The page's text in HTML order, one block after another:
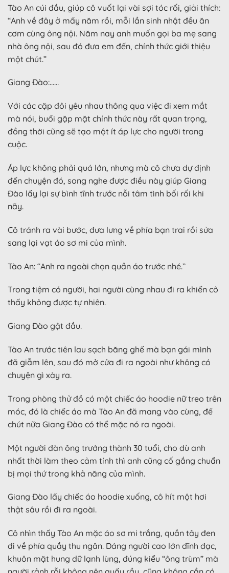
Tào An cúi đầu, giúp cô vuốt lại vài sợi tóc rối, giải thích:
“Anh về đây ở mấy năm rồi, mỗi lần sinh nhật đều ăn
cơm cùng ông nội. Năm nay anh muốn gọi ba mẹ sang
nhà ông nội, sau đó đưa em đến, chính thức giới thiệu
một chút.”
Giang Đào:……
Với các cặp đôi yêu nhau thông qua việc đi xem mắt
mà nói, buổi gặp mặt chính thức này rất quan trọng,
đồng thời cũng sẽ tạo một ít áp lực cho người trong
cuộc.
Áp lực không phải quá lớn, nhưng mà cô chưa dự định
đến chuyện đó, song nghe được điều này giúp Giang
Đào lấy lại sự bình tĩnh trước nỗi tâm tình bối rối khi
nãy.
Cô tránh ra vài bước, đưa lưng về phía bạn trai rồi sửa
sang lại vạt áo sơ mi của mình.
Tào An: “Anh ra ngoài chọn quần áo trước nhé.”
Trong tiệm có người, hai người cùng nhau đi ra khiến cô
thấy không được tự nhiên.
Giang Đào gật đầu.
Tào An trước tiên lau sạch băng ghế mà bạn gái mình
đã giẫm lên, sau đó mở cửa đi ra ngoài như không có
chuyện gì xảy ra.
Trong phòng thử đồ có một chiếc áo hoodie nữ treo trên
móc, đó là chiếc áo mà Tào An đã mang vào cùng, để
chút nữa Giang Đào có thể mặc nó ra ngoài.
Một người đàn ông trưởng thành 30 tuổi, cho dù anh
nhất thời làm theo cảm tính thì anh cũng cố gắng chuẩn
bị mọi thứ trong khả năng của mình.
Giang Đào lấy chiếc áo hoodie xuống, cô hít một hơi
thật sâu rồi đi ra ngoài.
Cô nhìn thấy Tào An mặc áo sơ mi trắng, quần tây đen
đi về phía quầy thu ngân. Dáng người cao lớn đĩnh đạc,
khuôn mặt hung dữ lạnh lùng, đúng kiểu “ông trùm” mà